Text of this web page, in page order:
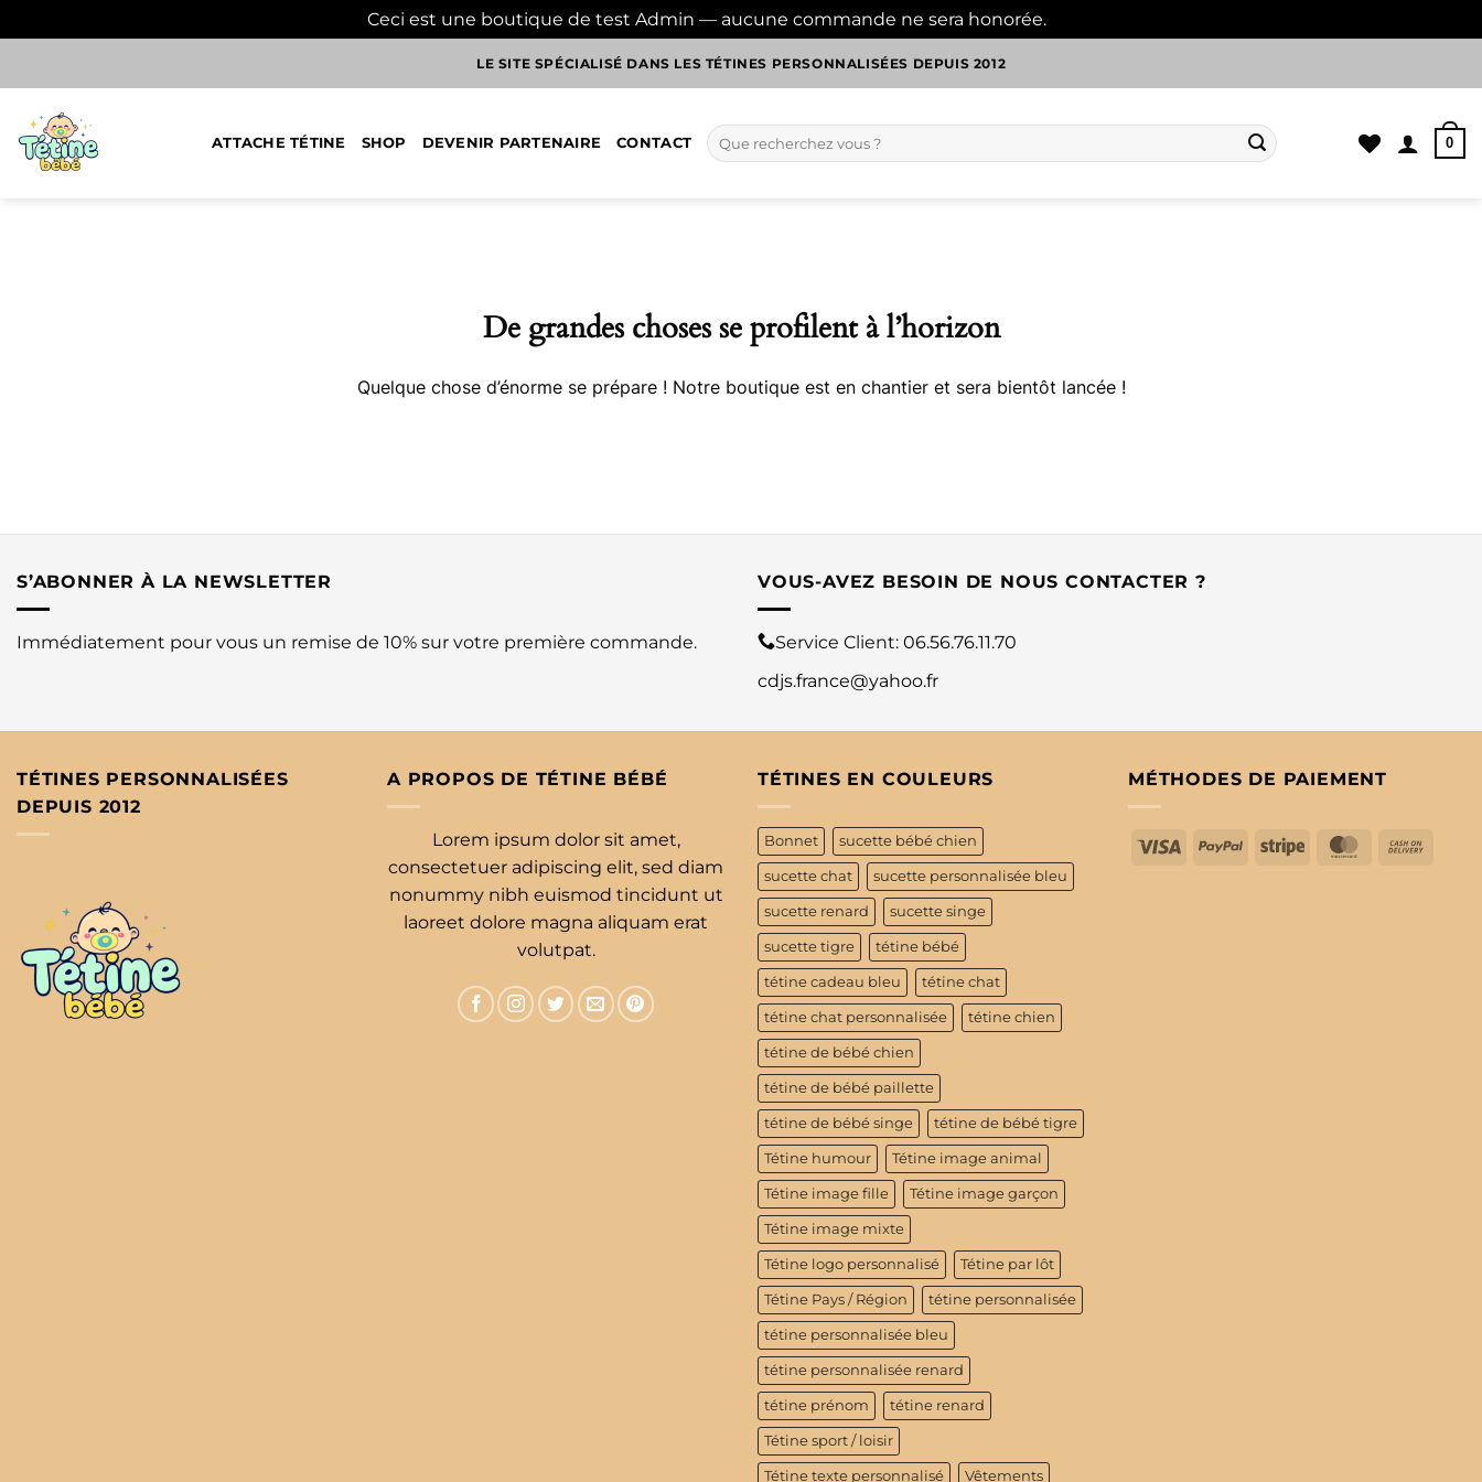
Ceci est une boutique de test Admin — aucune commande ne sera honorée.
LE SITE SPÉCIALISÉ DANS LES TÉTINES PERSONNALISÉES DEPUIS 2012
ATTACHE TÉTINE SHOP DEVENIR PARTENAIRE CONTACT
Recherche
pour :
0
De grandes choses se profilent à l’horizon
Quelque chose d’énorme se prépare ! Notre boutique est en chantier et sera bientôt lancée !
S’ABONNER À LA NEWSLETTER
Immédiatement pour vous un remise de 10% sur votre première commande.
VOUS-AVEZ BESOIN DE NOUS CONTACTER ?
Service Client: 06.56.76.11.70
cdjs.france@yahoo.fr
TÉTINES PERSONNALISÉES
DEPUIS 2012
A PROPOS DE TÉTINE BÉBÉ
Lorem ipsum dolor sit amet,
consectetuer adipiscing elit, sed diam
nonummy nibh euismod tincidunt ut
laoreet dolore magna aliquam erat
volutpat.
TÉTINES EN COULEURS
Bonnet sucette bébé chien
sucette chat sucette personnalisée bleu
sucette renard sucette singe
sucette tigre tétine bébé
tétine cadeau bleu tétine chat
tétine chat personnalisée tétine chien
tétine de bébé chien
tétine de bébé paillette
tétine de bébé singe tétine de bébé tigre
Tétine humour Tétine image animal
Tétine image fille Tétine image garçon
Tétine image mixte
Tétine logo personnalisé Tétine par lôt
Tétine Pays / Région tétine personnalisée
tétine personnalisée bleu
tétine personnalisée renard
tétine prénom tétine renard
Tétine sport / loisir
Tétine texte personnalisé Vêtements
MÉTHODES DE PAIEMENT
Visa PayPalStripe MasterCard